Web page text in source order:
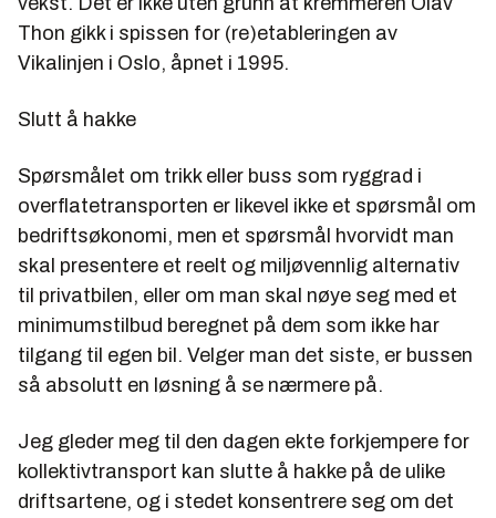
Thon gikk i spissen for (re)etableringen av
Vikalinjen i Oslo, åpnet i 1995.
Slutt å hakke
Spørsmålet om trikk eller buss som ryggrad i
overflatetransporten er likevel ikke et spørsmål om
bedriftsøkonomi, men et spørsmål hvorvidt man
skal presentere et reelt og miljøvennlig alternativ
til privatbilen, eller om man skal nøye seg med et
minimumstilbud beregnet på dem som ikke har
tilgang til egen bil. Velger man det siste, er bussen
så absolutt en løsning å se nærmere på.
Jeg gleder meg til den dagen ekte forkjempere for
kollektivtransport kan slutte å hakke på de ulike
driftsartene, og i stedet konsentrere seg om det